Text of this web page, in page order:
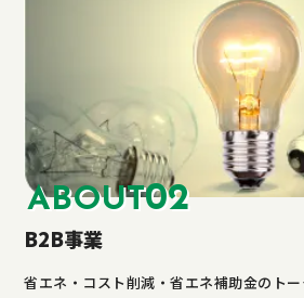
ABOUT02
B2B事業
省エネ・コスト削減・省エネ補助金のト